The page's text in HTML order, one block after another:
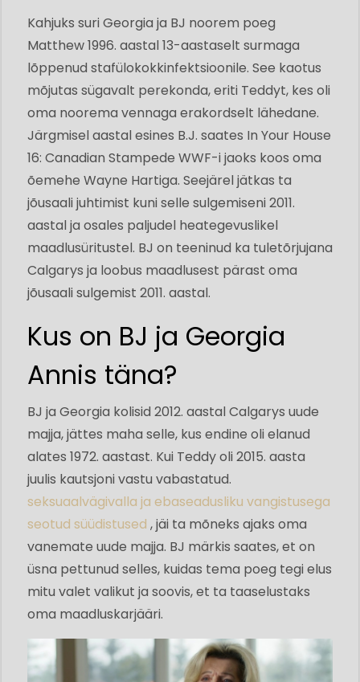
Kahjuks suri Georgia ja BJ noorem poeg
Matthew 1996. aastal 13-aastaselt surmaga
lõppenud stafülokokkinfektsioonile. See kaotus
mõjutas sügavalt perekonda, eriti Teddyt, kes oli
oma noorema vennaga erakordselt lähedane.
Järgmisel aastal esines B.J. saates In Your House
16: Canadian Stampede WWF-i jaoks koos oma
õemehe Wayne Hartiga. Seejärel jätkas ta
jõusaali juhtimist kuni selle sulgemiseni 2011.
aastal ja osales paljudel heategevuslikel
maadlusüritustel. BJ on teeninud ka tuletõrjujana
Calgarys ja loobus maadlusest pärast oma
jõusaali sulgemist 2011. aastal.
Kus on BJ ja Georgia
Annis täna?
BJ ja Georgia kolisid 2012. aastal Calgarys uude
majja, jättes maha selle, kus endine oli elanud
alates 1972. aastast. Kui Teddy oli 2015. aasta
juulis kautsjoni vastu vabastatud.
seksuaalvägivalla ja ebaseadusliku vangistusega
seotud süüdistused , jäi ta mõneks ajaks oma
vanemate uude majja. BJ märkis saates, et on
üsna pettunud selles, kuidas tema poeg tegi elus
mitu valet valikut ja soovis, et ta taaselustaks
oma maadluskarjääri.